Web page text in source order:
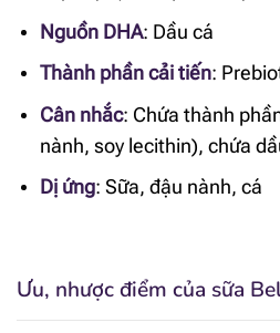
Nguồn DHA: Dầu cá
Thành phần cải tiến:
Cân nhắc: Chứa thành
nành, soy lecithin), chứa
Dị ứng: Sữa, đậu nành, cá
Ưu, nhược điểm của sữa